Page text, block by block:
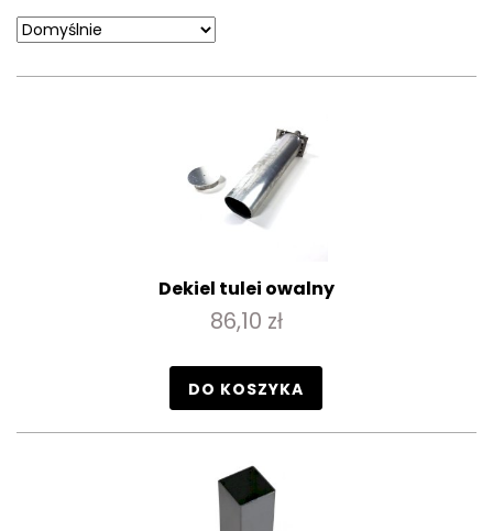
Dekiel tulei owalny
86,10 zł
DO KOSZYKA